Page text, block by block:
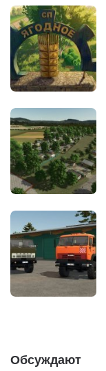
Обсуждают